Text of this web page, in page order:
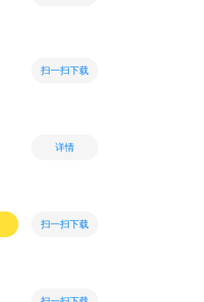
扫一扫下载
详情
扫一扫下载